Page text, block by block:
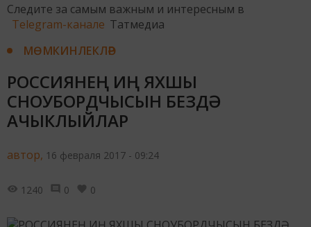
Следите за самым важным и интересным в
Telegram-канале Татмедиа
МӨМКИНЛЕКЛӘР
РОССИЯНЕҢ ИҢ ЯХШЫ
СНОУБОРДЧЫСЫН БЕЗДӘ
АЧЫКЛЫЙЛАР
автор, 16 февраля 2017 - 09:24
1240 0 0